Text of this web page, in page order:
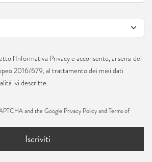
l'Informativa Privacye acconsento, ai sensi del
2016/679, al trattamento dei miei dati
ivi descritte.
and the Google Privacy Policyand Terms of
Iscriviti